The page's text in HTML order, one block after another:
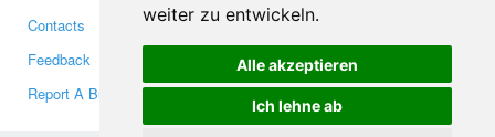
weiter zu entwickeln.
Alle akzeptieren
Ich lehne ab
Contacts
Feedback
Report A Bug
Facebook
Twitter
YouTube
Google+